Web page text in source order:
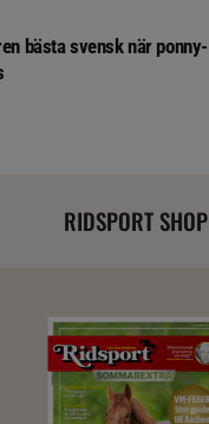
bästa svensk när ponny-
RIDSPORT SHOP